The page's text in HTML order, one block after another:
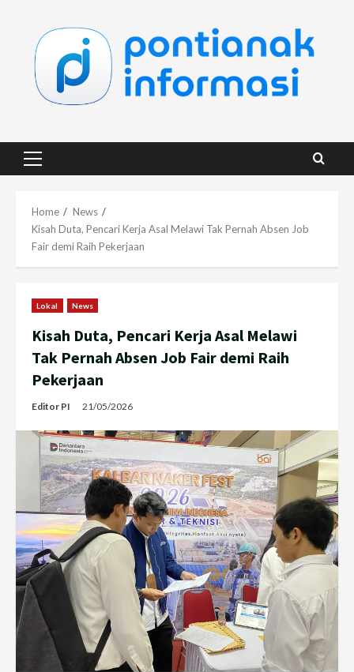
content
Primary
Home
News
Kisah Duta, Pencari Kerja Asal Melawi Tak Pernah Absen Job
Fair demi Raih Pekerjaan
Lokal News
Kisah Duta, Pencari Kerja Asal Melawi
Tak Pernah Absen Job Fair demi Raih
Pekerjaan
Editor PI 21/05/2026